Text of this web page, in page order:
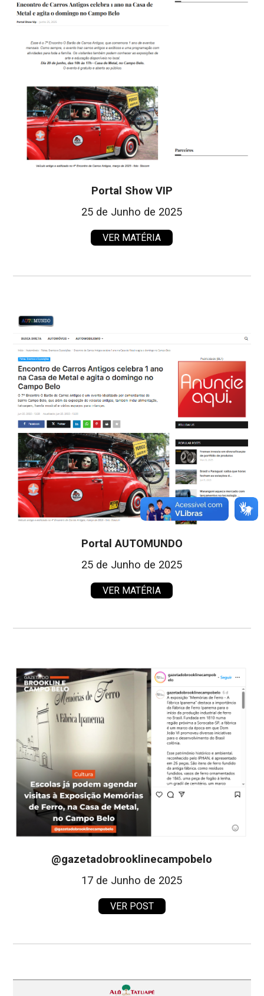
Portal Show VIP
25 de Junho de 2025
VER MATÉRIA
Portal AUTOMUNDO
25 de Junho de 2025
VER MATÉRIA
@gazetadobrooklinecampobelo
17 de Junho de 2025
VER POST